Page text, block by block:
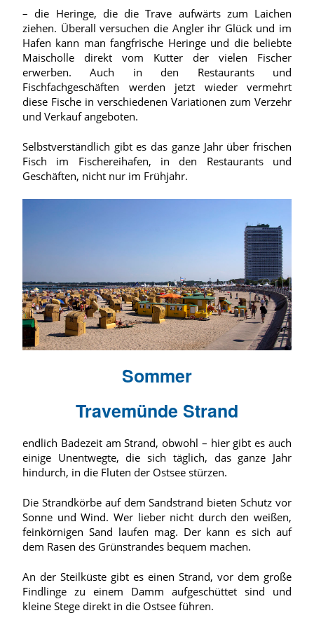
– die Heringe, die die Trave aufwärts zum Laichen
ziehen. Überall versuchen die Angler ihr Glück und im
Hafen kann man fangfrische Heringe und die beliebte
Maischolle direkt vom Kutter der vielen Fischer
erwerben. Auch in den Restaurants und
Fischfachgeschäften werden jetzt wieder vermehrt
diese Fische in verschiedenen Variationen zum Verzehr
und Verkauf angeboten.
Selbstverständlich gibt es das ganze Jahr über frischen
Fisch im Fischereihafen, in den Restaurants und
Geschäften, nicht nur im Frühjahr.
Sommer
Travemünde Strand
endlich Badezeit am Strand, obwohl – hier gibt es auch
einige Unentwegte, die sich täglich, das ganze Jahr
hindurch, in die Fluten der Ostsee stürzen.
Die Strandkörbe auf dem Sandstrand bieten Schutz vor
Sonne und Wind. Wer lieber nicht durch den weißen,
feinkörnigen Sand laufen mag. Der kann es sich auf
dem Rasen des Grünstrandes bequem machen.
An der Steilküste gibt es einen Strand, vor dem große
Findlinge zu einem Damm aufgeschüttet sind und
kleine Stege direkt in die Ostsee führen.